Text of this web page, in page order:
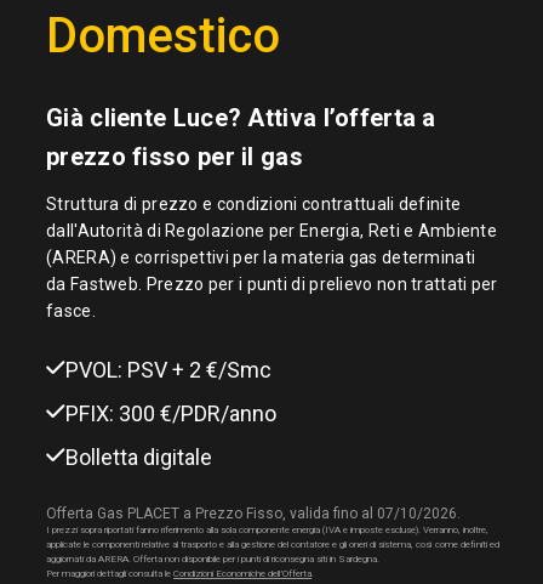
Domestico
Già cliente Luce? Attiva l’offerta a
prezzo fisso per il gas
Struttura di prezzo e condizioni contrattuali definite
dall'Autorità di Regolazione per Energia, Reti e Ambiente
(ARERA) e corrispettivi per la materia gas determinati
da Fastweb. Prezzo per i punti di prelievo non trattati per
fasce.
PVOL: PSV + 2 €/Smc
PFIX: 300 €/PDR/anno
Bolletta digitale
Offerta Gas PLACET a Prezzo Fisso, valida fino al 07/10/2026.
I prezzi sopra riportati fanno riferimento alla sola componente energia (IVA e imposte escluse). Verranno, inoltre,
applicate le componenti relative al trasporto e alla gestione del contatore e gli oneri di sistema, così come definiti ed
aggiornati da ARERA. Offerta non disponibile per i punti di riconsegna siti in Sardegna.
Per maggiori dettagli consulta le Condizioni Economiche dell’Offerta.